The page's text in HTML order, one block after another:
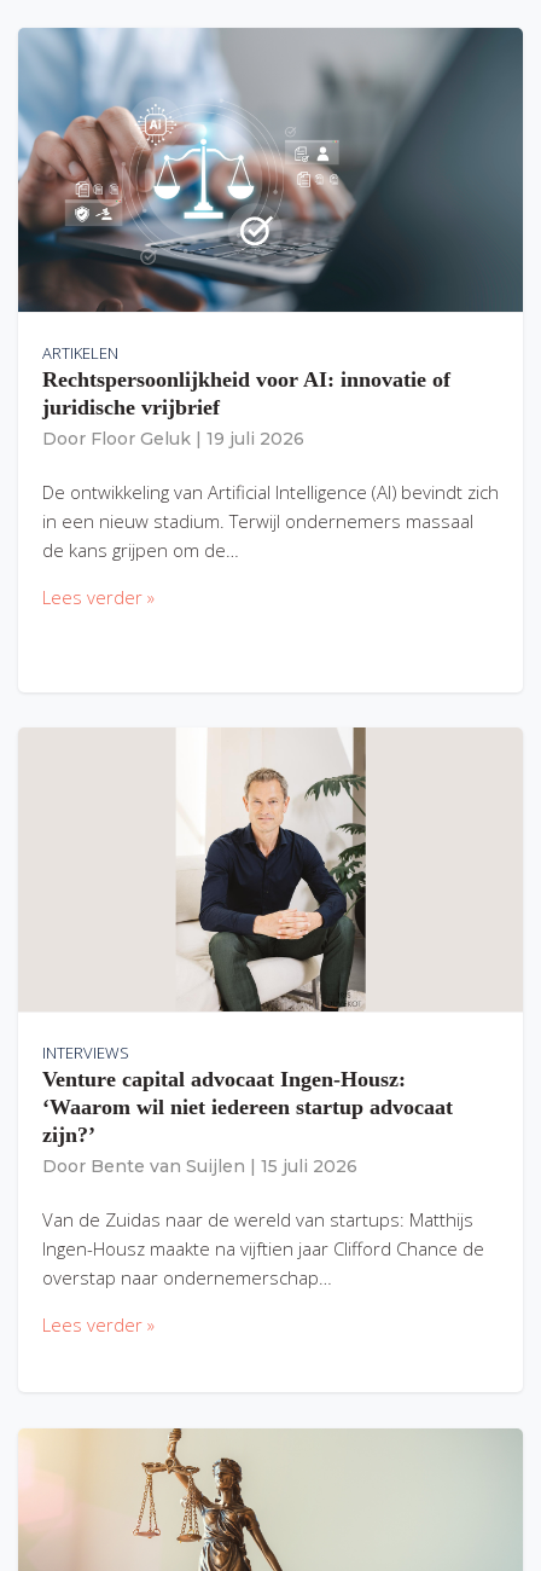
ARTIKELEN
Rechtspersoonlijkheid voor AI: innovatie of
juridische vrijbrief
Door Floor Geluk 19 juli 2026
De ontwikkeling van Artificial Intelligence (AI) bevindt zich
in een nieuw stadium. Terwijl ondernemers massaal
de kans grijpen om de…
Lees verder »
INTERVIEWS
Venture capital advocaat Ingen-Housz:
‘Waarom wil niet iedereen startup advocaat
zijn?’
Door Bente van Suijlen 15 juli 2026
Van de Zuidas naar de wereld van startups: Matthijs
Ingen-Housz maakte na vijftien jaar Clifford Chance de
overstap naar ondernemerschap…
Lees verder »